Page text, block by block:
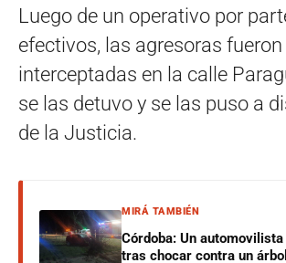
Luego de un operativo por
efectivos, las agresoras fueron
interceptadas en la calle
se las detuvo y se las puso a
de la Justicia.
MIRÁ TAMBIÉN
Córdoba: Un
tras chocar contra un